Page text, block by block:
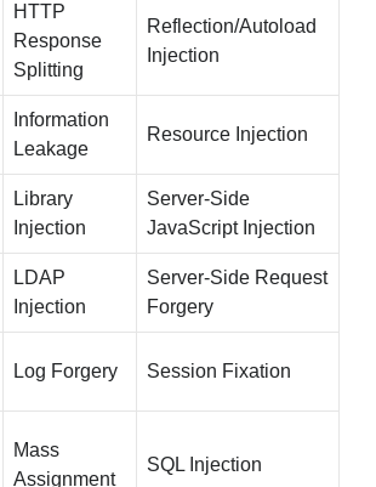
HTTP
Response
Splitting
Reflection/Autoload
Injection
Information
Leakage
Resource Injection
Library
Injection
Server-Side
JavaScript Injection
LDAP
Injection
Server-Side Request
Forgery
Log Forgery Session Fixation
Mass
Assignment
SQL Injection